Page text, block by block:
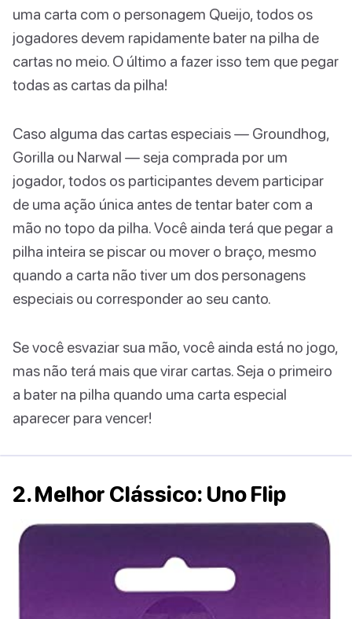
uma carta com o personagem Queijo, todos os
jogadores devem rapidamente bater na pilha de
cartas no meio. O último a fazer isso tem que pegar
todas as cartas da pilha!
Caso alguma das cartas especiais — Groundhog,
Gorilla ou Narwal — seja comprada por um
jogador, todos os participantes devem participar
de uma ação única antes de tentar bater com a
mão no topo da pilha. Você ainda terá que pegar a
pilha inteira se piscar ou mover o braço, mesmo
quando a carta não tiver um dos personagens
especiais ou corresponder ao seu canto.
Se você esvaziar sua mão, você ainda está no jogo,
mas não terá mais que virar cartas. Seja o primeiro
a bater na pilha quando uma carta especial
aparecer para vencer!
2. Melhor Clássico: Uno Flip